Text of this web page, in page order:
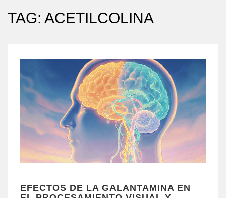
TAG: ACETILCOLINA
EFECTOS DE LA GALANTAMINA EN